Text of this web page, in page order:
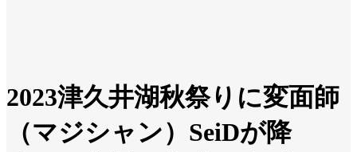
2023津久井湖秋祭りに変面師
（マジシャン）SeiDが降